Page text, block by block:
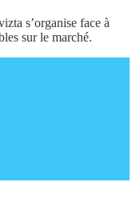
s’organise face à
sur le marché.